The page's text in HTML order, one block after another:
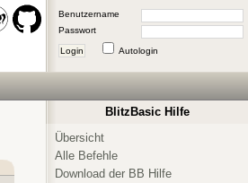
Benutzername
Passwort
Login Autologin
BlitzBasic Hilfe
Übersicht
Alle Befehle
Download der BB Hilfe